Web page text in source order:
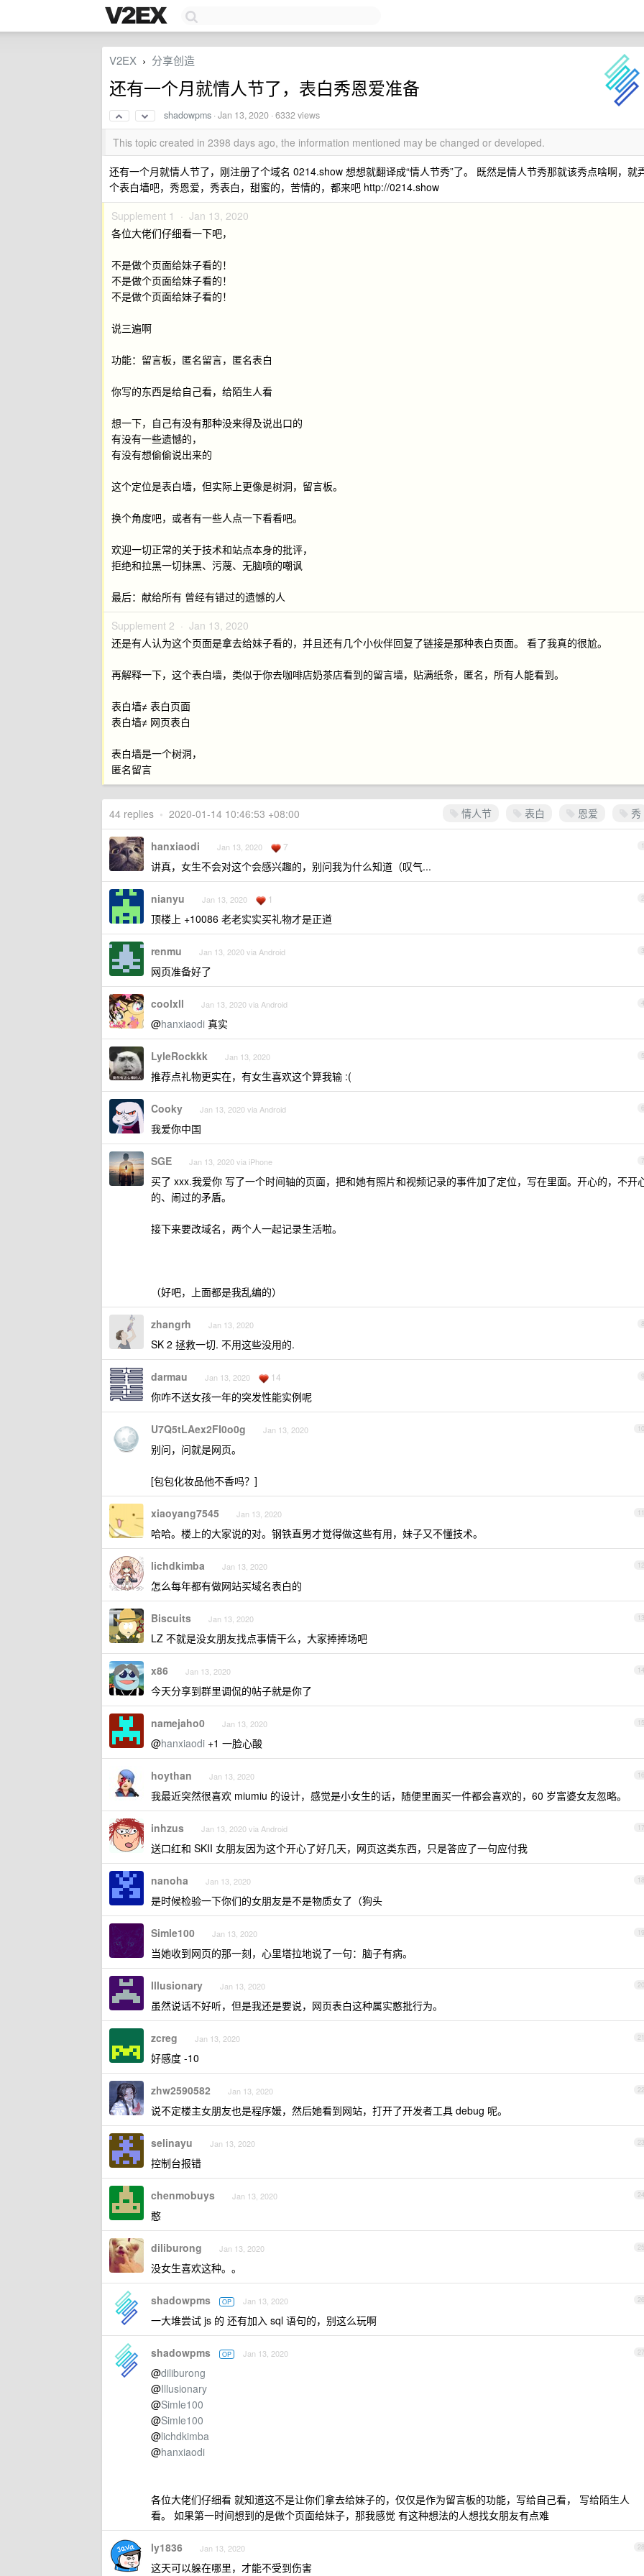
V2EX › 分享创造
还有一个月就情人节了，表白秀恩爱准备
shadowpms ·Jan 13, 2020 · 6332 views
This topic created in 2398 days ago, the information mentioned may be changed or developed.
还有一个月就情人节了，刚注册了个域名 0214.show 想想就翻译成“情人节秀”了。 既然是情人节秀那就该秀点啥啊，就
个表白墙吧，秀恩爱，秀表白，甜蜜的，苦情的，都来吧 http://0214.show
Supplement 1 · Jan 13, 2020
各位大佬们仔细看一下吧，
不是做个页面给妹子看的！
不是做个页面给妹子看的！
不是做个页面给妹子看的！
说三遍啊
功能：留言板，匿名留言，匿名表白
你写的东西是给自己看，给陌生人看
想一下，自己有没有那种没来得及说出口的
有没有一些遗憾的，
有没有想偷偷说出来的
这个定位是表白墙，但实际上更像是树洞，留言板。
换个角度吧，或者有一些人点一下看看吧。
欢迎一切正常的关于技术和站点本身的批评，
拒绝和拉黑一切抹黑、污蔑、无脑喷的嘲讽
最后：献给所有 曾经有错过的遗憾的人
Supplement 2 · Jan 13, 2020
还是有人认为这个页面是拿去给妹子看的，并且还有几个小伙伴回复了链接是那种表白页面。 看了我真的很尬。
再解释一下，这个表白墙，类似于你去咖啡店奶茶店看到的留言墙，贴满纸条，匿名，所有人能看到。
表白墙≠ 表白页面
表白墙≠ 网页表白
表白墙是一个树洞，
匿名留言
情人节 表白 恩爱 秀
44 replies • 2020-01-14 10:46:53 +08:00
1
hanxiaodi Jan 13, 2020 7
讲真，女生不会对这个会感兴趣的，别问我为什么知道（叹气...
2
nianyu Jan 13, 2020 1
顶楼上 +10086 老老实实买礼物才是正道
3
renmu Jan 13, 2020 via Android
网页准备好了
4
coolxll Jan 13, 2020 via Android
@hanxiaodi 真实
5
LyleRockkk Jan 13, 2020
推荐点礼物更实在，有女生喜欢这个算我输 :(
6
Cooky Jan 13, 2020 via Android
我爱你中国
7
SGE Jan 13, 2020 via iPhone
买了 xxx.我爱你 写了一个时间轴的页面，把和她有照片和视频记录的事件加了定位，写在里面。开心的，不开
的、闹过的矛盾。
接下来要改域名，两个人一起记录生活啦。
（好吧，上面都是我乱编的）
8
zhangrh Jan 13, 2020
SK 2 拯救一切. 不用这些没用的.
9
darmau Jan 13, 2020 14
你咋不送女孩一年的突发性能实例呢
10
U7Q5tLAex2FI0o0g Jan 13, 2020
别问，问就是网页。
[包包化妆品他不香吗？]
11
xiaoyang7545 Jan 13, 2020
哈哈。楼上的大家说的对。钢铁直男才觉得做这些有用，妹子又不懂技术。
12
lichdkimba Jan 13, 2020
怎么每年都有做网站买域名表白的
13
Biscuits Jan 13, 2020
LZ 不就是没女朋友找点事情干么，大家捧捧场吧
14
x86 Jan 13, 2020
今天分享到群里调侃的帖子就是你了
15
namejaho0 Jan 13, 2020
@hanxiaodi +1 一脸心酸
16
hoythan Jan 13, 2020
我最近突然很喜欢 miumiu 的设计，感觉是小女生的话，随便里面买一件都会喜欢的，60 岁富婆女友忽略。
17
inhzus Jan 13, 2020 via Android
送口红和 SKII 女朋友因为这个开心了好几天，网页这类东西，只是答应了一句应付我
18
nanoha Jan 13, 2020
是时候检验一下你们的女朋友是不是物质女了（狗头
19
Simle100 Jan 13, 2020
当她收到网页的那一刻，心里塔拉地说了一句：脑子有病。
20
Illusionary Jan 13, 2020
虽然说话不好听，但是我还是要说，网页表白这种属实憨批行为。
21
zcreg Jan 13, 2020
好感度 -10
22
zhw2590582 Jan 13, 2020
说不定楼主女朋友也是程序媛，然后她看到网站，打开了开发者工具 debug 呢。
23
selinayu Jan 13, 2020
控制台报错
24
chenmobuys Jan 13, 2020
憨
25
diliburong Jan 13, 2020
没女生喜欢这种。。
26
shadowpms OP Jan 13, 2020
一大堆尝试 js 的 还有加入 sql 语句的，别这么玩啊
27
shadowpms OP Jan 13, 2020
@diliburong
@Illusionary
@Simle100
@Simle100
@lichdkimba
@hanxiaodi
各位大佬们仔细看 就知道这不是让你们拿去给妹子的，仅仅是作为留言板的功能，写给自己看， 写给陌生人
看。 如果第一时间想到的是做个页面给妹子，那我感觉 有这种想法的人想找女朋友有点难
28
ly1836 Jan 13, 2020
这天可以躲在哪里，才能不受到伤害